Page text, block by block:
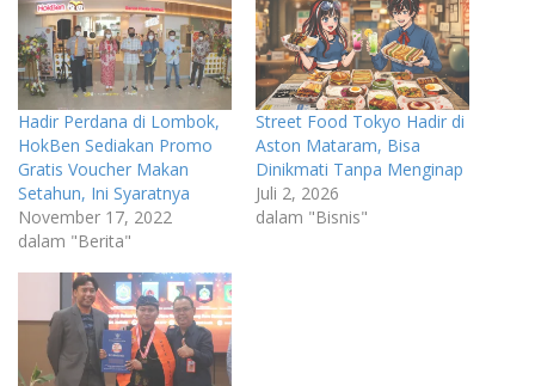
Hadir Perdana di Lombok,
HokBen Sediakan Promo
Gratis Voucher Makan
Setahun, Ini Syaratnya
November 17, 2022
dalam "Berita"
Street Food Tokyo Hadir di
Aston Mataram, Bisa
Dinikmati Tanpa Menginap
Juli 2, 2026
dalam "Bisnis"